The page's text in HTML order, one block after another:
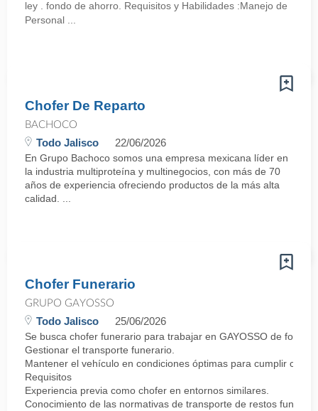
ley . fondo de ahorro. Requisitos y Habilidades :Manejo de
Personal ...
Chofer De Reparto
BACHOCO
Todo Jalisco 22/06/2026
En Grupo Bachoco somos una empresa mexicana líder en
la industria multiproteína y multinegocios, con más de 70
años de experiencia ofreciendo productos de la más alta
calidad. ...
Chofer Funerario
GRUPO GAYOSSO
Todo Jalisco 25/06/2026
Se busca chofer funerario para trabajar en GAYOSSO de forma
Gestionar el transporte funerario.
Mantener el vehículo en condiciones óptimas para cumplir con
Requisitos
Experiencia previa como chofer en entornos similares.
Conocimiento de las normativas de transporte de restos